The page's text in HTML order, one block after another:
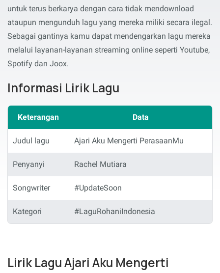
untuk terus berkarya dengan cara tidak mendownload
ataupun mengunduh lagu yang mereka miliki secara ilegal.
Sebagai gantinya kamu dapat mendengarkan lagu mereka
melalui layanan-layanan streaming online seperti Youtube,
Spotify dan Joox.
Informasi Lirik Lagu
Keterangan Data
Judul lagu Ajari Aku Mengerti PerasaanMu
Penyanyi Rachel Mutiara
Songwriter #UpdateSoon
Kategori #LaguRohaniIndonesia
Lirik Lagu Ajari Aku Mengerti